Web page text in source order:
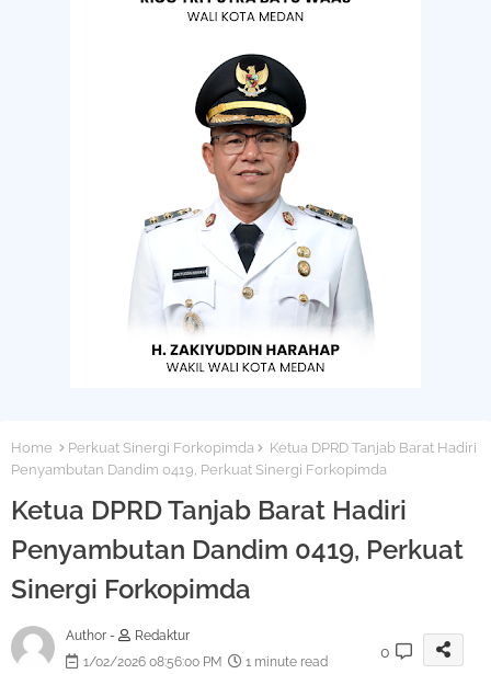
Home Perkuat Sinergi Forkopimda
Ketua DPRD Tanjab Barat Hadiri
Penyambutan Dandim 0419, Perkuat Sinergi Forkopimda
Ketua DPRD Tanjab Barat Hadiri
Penyambutan Dandim 0419, Perkuat
Sinergi Forkopimda
Author -
Redaktur
1/02/2026 08:56:00 PM
1 minute read
0